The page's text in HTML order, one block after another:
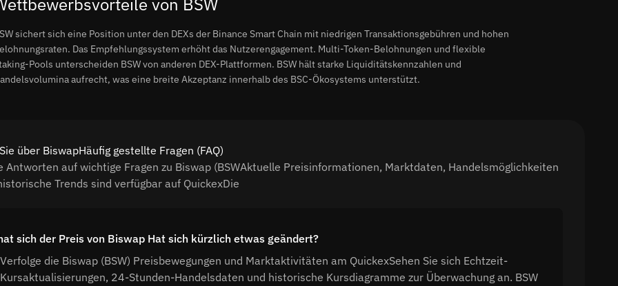
sichert sich eine Position unter den DEXs der Binance Smart Chain mit niedrigen Transaktionsgebühren und hohen
Das Empfehlungssystem erhöht das Nutzerengagement. Multi-Token-Belohnungen und flexible
Pools unterscheiden BSW von anderen DEX-Plattformen. BSW hält starke Liquiditätskennzahlen und
aufrecht, was eine breite Akzeptanz innerhalb des BSC-Ökosystems unterstützt.
über BiswapHäufig gestellte Fragen (FAQ)
Antworten auf wichtige Fragen zu Biswap (BSWAktuelle Preisinformationen, Marktdaten, Handelsmöglichkeiten
Trends sind verfügbar auf QuickexDie
sich der Preis von Biswap Hat sich kürzlich etwas geändert?
Verfolge die Biswap (BSW) Preisbewegungen und Marktaktivitäten am QuickexSehen Sie sich Echtzeit-
Kursaktualisierungen, 24-Stunden-Handelsdaten und historische Kursdiagramme zur Überwachung an. BSW